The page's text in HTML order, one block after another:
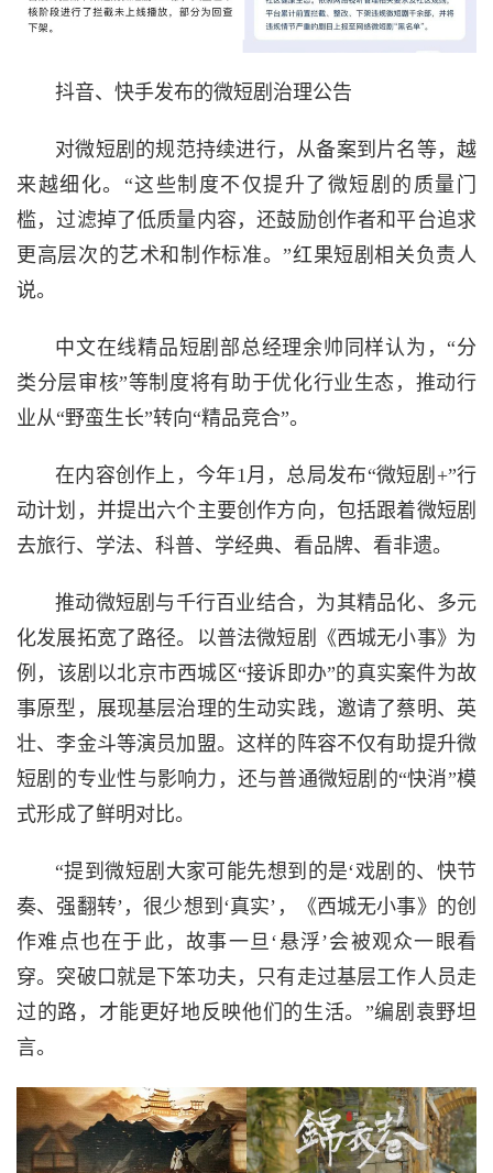
抖音、快手发布的微短剧治理公告
对微短剧的规范持续进行，从备案到片名等，越
来越细化。“这些制度不仅提升了微短剧的质量门
槛，过滤掉了低质量内容，还鼓励创作者和平台追求
更高层次的艺术和制作标准。”红果短剧相关负责人
说。
中文在线精品短剧部总经理余帅同样认为，“分
类分层审核”等制度将有助于优化行业生态，推动行
业从“野蛮生长”转向“精品竞合”。
在内容创作上，今年1月，总局发布“微短剧+”行
动计划，并提出六个主要创作方向，包括跟着微短剧
去旅行、学法、科普、学经典、看品牌、看非遗。
推动微短剧与千行百业结合，为其精品化、多元
化发展拓宽了路径。以普法微短剧《西城无小事》为
例，该剧以北京市西城区“接诉即办”的真实案件为故
事原型，展现基层治理的生动实践，邀请了蔡明、英
壮、李金斗等演员加盟。这样的阵容不仅有助提升微
短剧的专业性与影响力，还与普通微短剧的“快消”模
式形成了鲜明对比。
“提到微短剧大家可能先想到的是‘戏剧的、快节
奏、强翻转’，很少想到‘真实’，《西城无小事》的创
作难点也在于此，故事一旦‘悬浮’会被观众一眼看
穿。突破口就是下笨功夫，只有走过基层工作人员走
过的路，才能更好地反映他们的生活。”编剧袁野坦
言。